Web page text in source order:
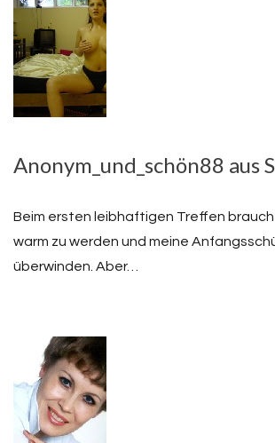
Anonym_und_schön88 aus
Beim ersten leibhaftigen Treffen
warm zu werden und meine
überwinden. Aber…